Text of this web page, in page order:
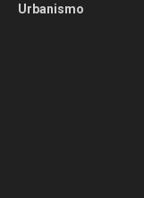
Urbanismo